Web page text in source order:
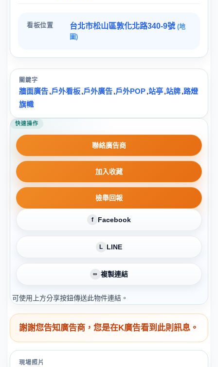
看板位置 台北市松山區敦化北路340-9號 (地
圖)
關鍵字
牆面廣告,戶外看板,戶外廣告,戶外POP,站亭,站牌,路燈
旗幟
快速操作
聯絡廣告商
加入收藏
檢舉回報
f Facebook
L LINE
∞ 複製連結
可使用上方分享按鈕傳送此物件連結。
謝謝您告知廣告商，您是在K廣告看到此則訊息。
現場照片